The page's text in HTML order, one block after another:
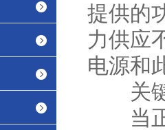
提供的
力供应
电源和
关键
当正